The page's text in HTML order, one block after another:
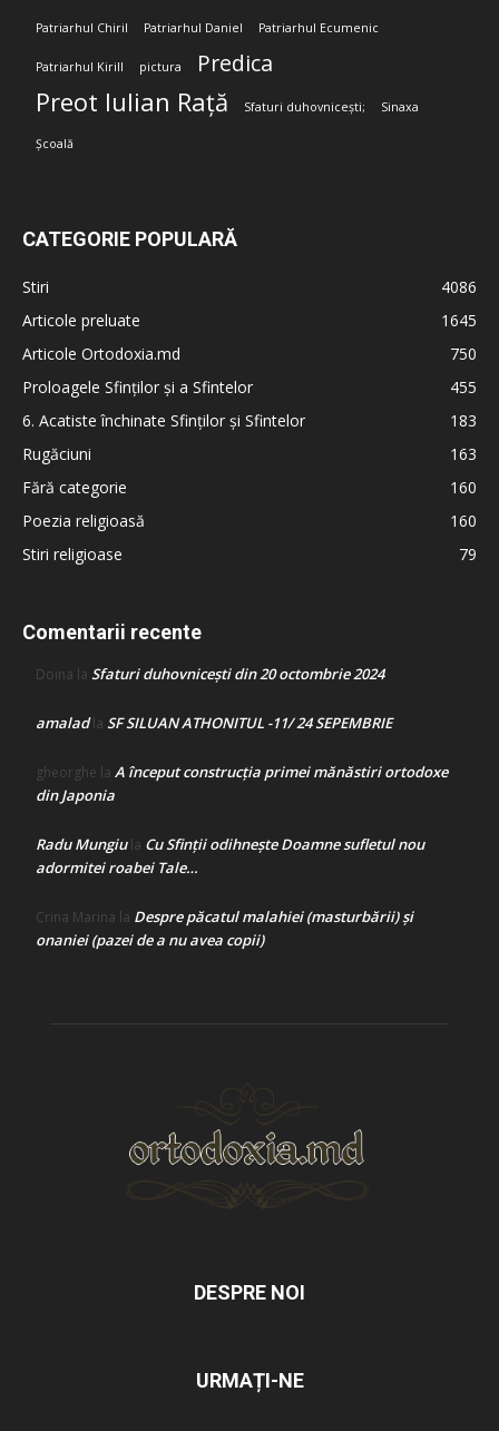
Patriarhul Chiril Patriarhul Daniel Patriarhul Ecumenic
Patriarhul Kirill pictura Predica
Preot Iulian Rață Sfaturi duhovnicești; Sinaxa
Școală
CATEGORIE POPULARĂ
Stiri
4086
Articole preluate
1645
Articole Ortodoxia.md
750
Proloagele Sfinților și a Sfintelor
455
6. Acatiste închinate Sfinților și Sfintelor
183
Rugăciuni
163
Fără categorie
160
Poezia religioasă
160
Stiri religioase
79
Comentarii recente
Doina la Sfaturi duhovnicești din 20 octombrie 2024
amaladla SF SILUAN ATHONITUL -11/ 24 SEPEMBRIE
gheorghe la A început construcţia primei mănăstiri ortodoxe
din Japonia
Radu Mungiula Cu Sfinții odihnește Doamne sufletul nou
adormitei roabei Tale…
Crina Marina la Despre păcatul malahiei (masturbării) şi
onaniei (pazei de a nu avea copii)
DESPRE NOI
URMAȚI-NE